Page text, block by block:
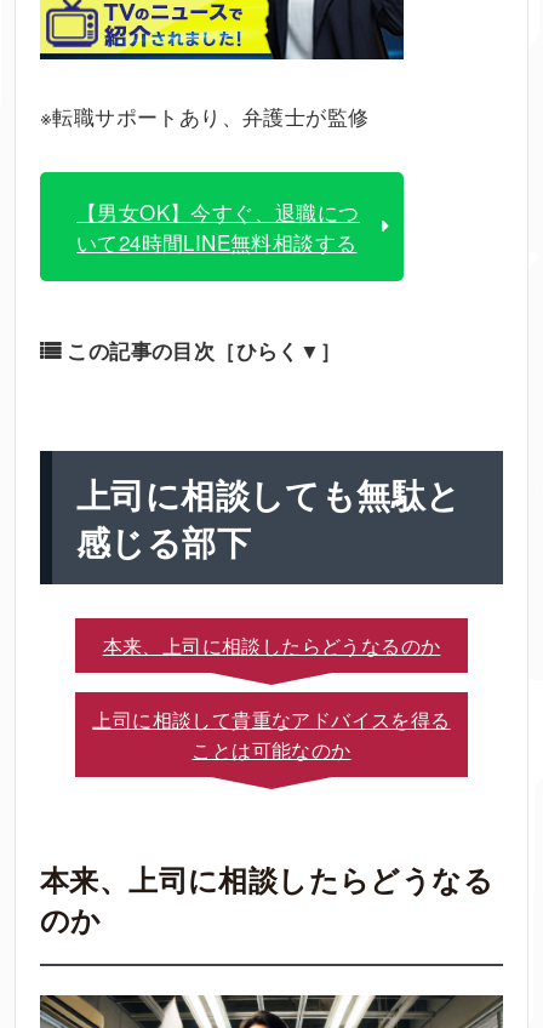
※転職サポートあり、弁護士が監修
【男女OK】今すぐ、退職につ
いて24時間LINE無料相談する
この記事の目次 ［ひらく▼］
上司に相談しても無駄と
感じる部下
本来、上司に相談したらどうなるのか
上司に相談して貴重なアドバイスを得る
ことは可能なのか
本来、上司に相談したらどうなる
のか